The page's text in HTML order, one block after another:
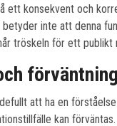
ett konsekvent och
inte att denna
tröskeln för ett publikt
att ha en
kan